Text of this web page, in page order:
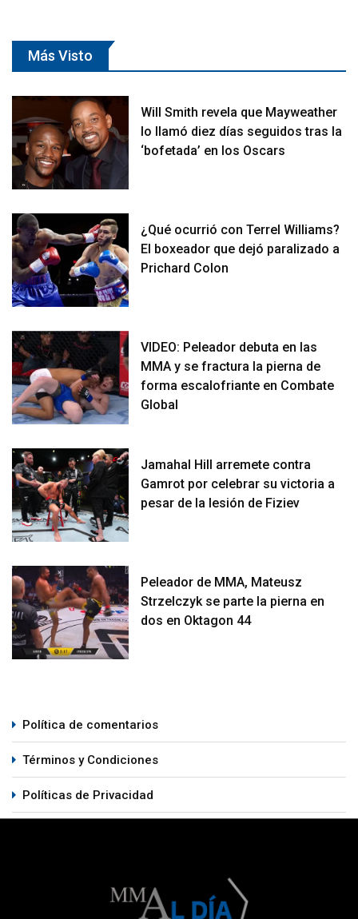
Más Visto
Will Smith revela que Mayweather
lo llamó diez días seguidos tras la
‘bofetada’ en los Oscars
¿Qué ocurrió con Terrel Williams?
El boxeador que dejó paralizado a
Prichard Colon
VIDEO: Peleador debuta en las
MMA y se fractura la pierna de
forma escalofriante en Combate
Global
Jamahal Hill arremete contra
Gamrot por celebrar su victoria a
pesar de la lesión de Fiziev
Peleador de MMA, Mateusz
Strzelczyk se parte la pierna en
dos en Oktagon 44
Política de comentarios
Términos y Condiciones
Políticas de Privacidad